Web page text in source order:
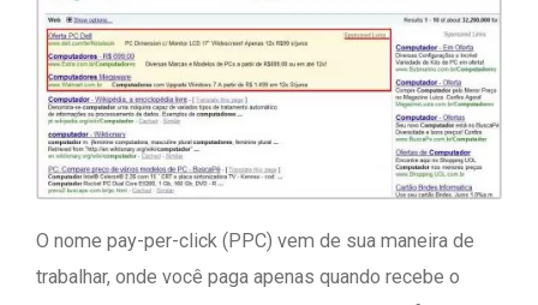
O nome pay-per-click (PPC) vem de sua maneira de
trabalhar, onde você paga apenas quando recebe o